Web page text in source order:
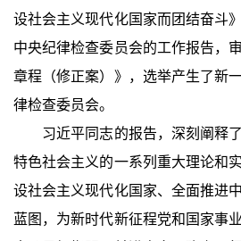
设社会主义现代化国家而团结奋斗
中央纪律检查委员会的工作报告，
章程（修正案）》，选举产生了新
律检查委员会。
习近平同志的报告，深刻阐释了
特色社会主义的一系列重大理论和
设社会主义现代化国家、全面推进
蓝图，为新时代新征程党和国家事